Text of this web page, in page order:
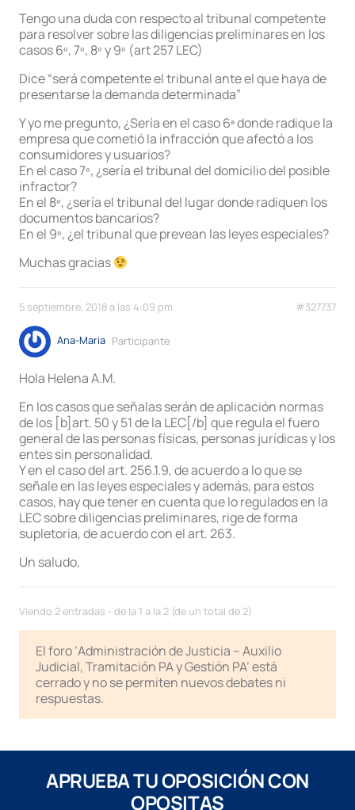
Tengo una duda con respecto al tribunal competente
para resolver sobre las diligencias preliminares en los
casos 6º, 7º, 8º y 9º (art 257 LEC)
Dice “será competente el tribunal ante el que haya de
presentarse la demanda determinada”
Y yo me pregunto, ¿Sería en el caso 6ª donde radique la
empresa que cometió la infracción que afectó a los
consumidores y usuarios?
En el caso 7º, ¿sería el tribunal del domicilio del posible
infractor?
En el 8º, ¿sería el tribunal del lugar donde radiquen los
documentos bancarios?
En el 9º, ¿el tribunal que prevean las leyes especiales?
Muchas gracias
5 septiembre, 2018 a las 4:09 pm #327737
Ana-Maria Participante
Hola Helena A.M.
En los casos que señalas serán de aplicación normas
de los [b]art. 50 y 51 de la LEC[/b] que regula el fuero
general de las personas físicas, personas jurídicas y los
entes sin personalidad.
Y en el caso del art. 256.1.9, de acuerdo a lo que se
señale en las leyes especiales y además, para estos
casos, hay que tener en cuenta que lo regulados en la
LEC sobre diligencias preliminares, rige de forma
supletoria, de acuerdo con el art. 263.
Un saludo,
Viendo 2 entradas - de la 1 a la 2 (de un total de 2)
El foro ‘Administración de Justicia – Auxilio
Judicial, Tramitación PA y Gestión PA’ está
cerrado y no se permiten nuevos debates ni
respuestas.
APRUEBA TU OPOSICIÓN CON
OPOSITAS